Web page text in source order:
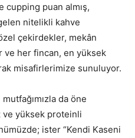
cupping puan almış,
nitelikli kahve
çekirdekler, mekân
ve her fincan, en yüksek
misafirlerimize sunuluyor.
da öne
ve yüksek proteinli
ister “Kendi Kaseni